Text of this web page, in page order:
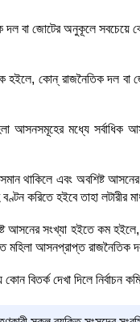
বা জোটের অনুকূলে সবচেয়ে
হইলে, কোন্‌ রাজনৈতিক দল
আসনসমূহের মধ্যে সর্বাধিক
থাকিলে এবং অবশিষ্ট
হইবে তাহা লটারীর
আসনের সংখ্যা হইতে কম
মহিলা আসনপ্রাপ্ত রাজনৈতিক
বিতর্ক দেখা দিলে নির্বাচন